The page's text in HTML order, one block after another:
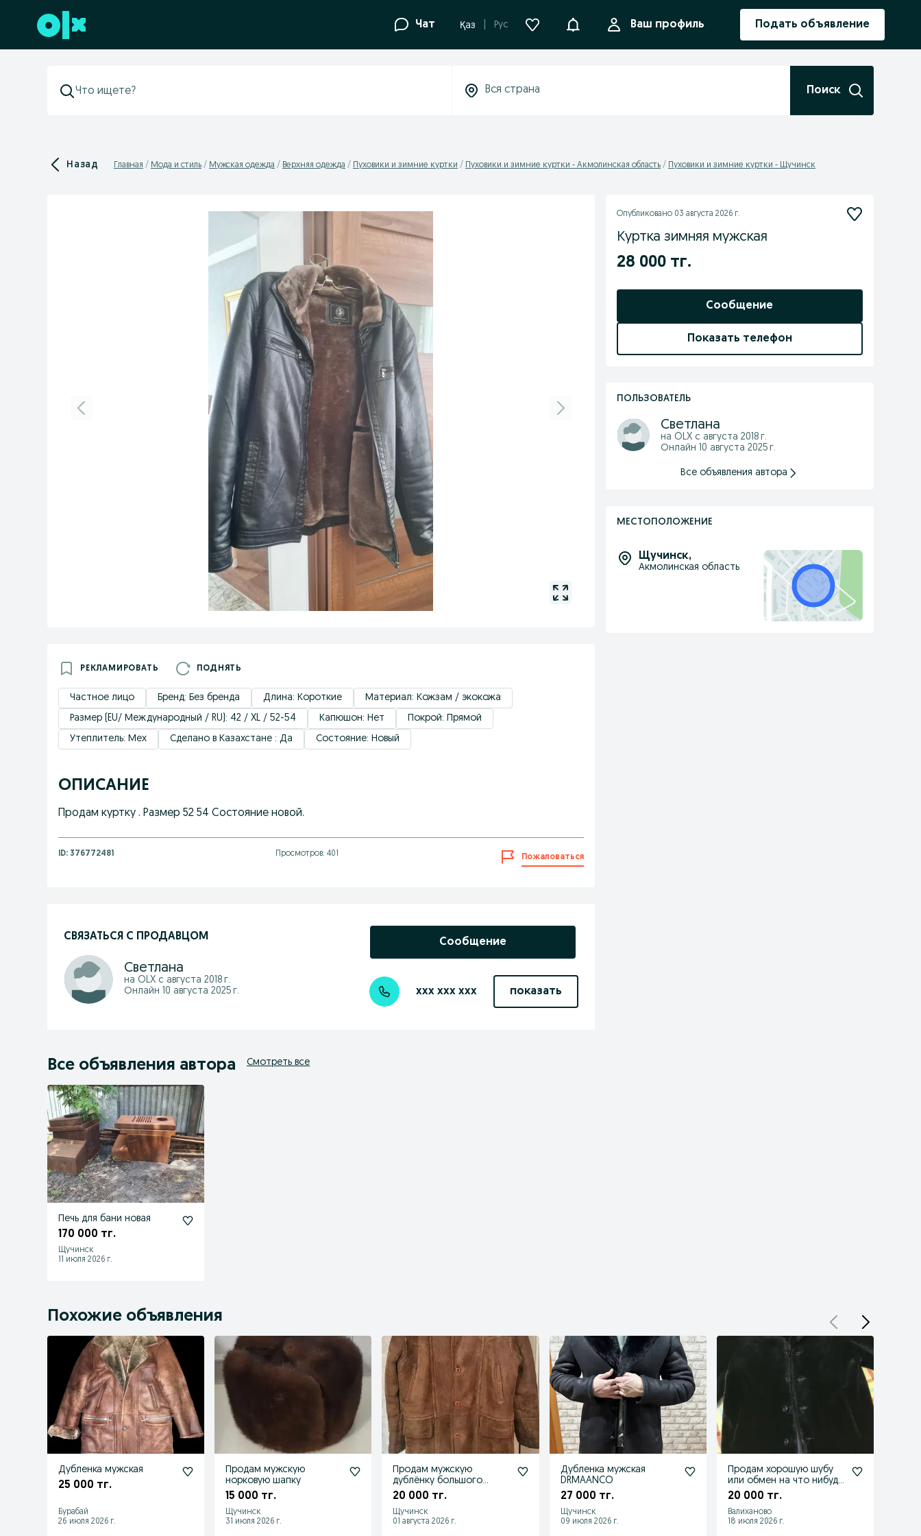
Перейти к нижнему колонтитулу Чат Қаз Рус УведомленияВаш профиль Подать объявление
Поиск
Назад Главная Мода и стиль Мужская одежда Верхняя одежда Пуховики и зимние куртки Пуховики и зимние куртки - Акмолинская область Пуховики и зимние куртки - Щучинск
РЕКЛАМИРОВАТЬ ПОДНЯТЬ
Частное лицо Бренд: Без бренда Длина: Короткие
Материал: Кожзам / экокожа
Размер (EU/ Международный / RU): 42 / XL / 52-54
Капюшон: Нет
Покрой: Прямой
Утеплитель: Мех
Сделано в Казахстане : Да Состояние: Новый
ОПИСАНИЕ
Продам куртку . Размер 52 54 Состояние новой.
ID: 376772481 Просмотров: 401 Пожаловаться
СВЯЗАТЬСЯ С ПРОДАВЦОМ
Светлана
на OLX с августа 2018 г.
Онлайн 10 августа 2025 г.
Сообщение
xxx xxx xxx показать
Опубликовано 03 августа 2026 г.
Куртка зимняя мужская
28 000 тг.
Сообщение
Показать телефон
ПОЛЬЗОВАТЕЛЬ
Светлана
на OLX с августа 2018 г.
Онлайн 10 августа 2025 г.
Все объявления автора
МЕСТОПОЛОЖЕНИЕ
Щучинск,
Акмолинская область
Все объявления автора Смотреть все
Печь для бани новая
170 000 тг.
Щучинск
11 июля 2026 г.
Похожие объявления
Дубленка мужская
25 000 тг.
Бурабай
26 июля 2026 г.
Продам мужскую
норковую шапку
15 000 тг.
Щучинск
31 июля 2026 г.
Продам мужскую
дублёнку большого
размера
20 000 тг.
Щучинск
01 августа 2026 г.
Дубленка мужская
DRMAANCO
27 000 тг.
Щучинск
09 июля 2026 г.
Продам хорошую шубу
или обмен на что нибудь
другое
20 000 тг.
Валиханово
18 июля 2026 г.